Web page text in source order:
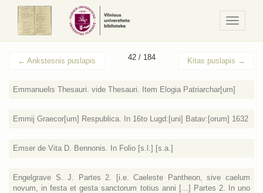
/
Meniu
← Ankstesnis puslapis 42 / 184 Kitas puslapis →
Emmanuelis Thesauri. vide Thesauri. Item Elogia Patriarchar[um]
Emmij Graecor[um] Respublica. In 16to Lugd:[uni] Batav:[orum] 1632
Emser de Vita D. Bennonis. In Folio [s.l.] [s.a.]
Engelgrave S. J. Partes 2. [i.e. Caeleste Pantheon, sive caelum
novum, in festa et gesta sanctorum totius anni [...] Partes 2. In uno